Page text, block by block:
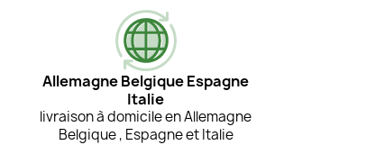
Allemagne Belgique Espagne
Italie
livraison à domicile en Allemagne
Belgique , Espagne et Italie